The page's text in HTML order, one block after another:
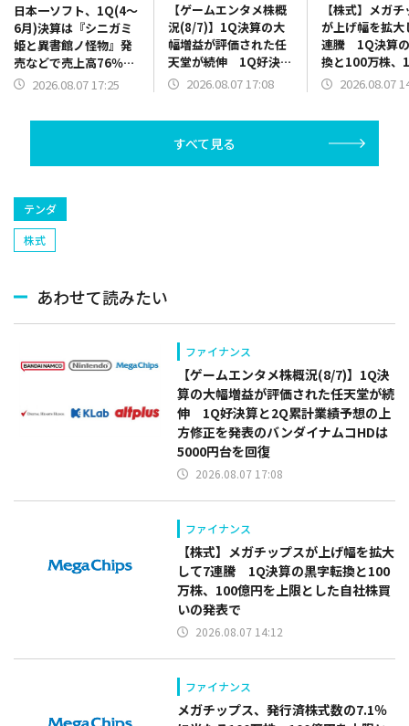
日本一ソフト、1Q(4～
6月)決算は『シニガミ
姫と異書館ノ怪物』発
売などで売上高76％増
に 2Q以降発売の新作
2026.08.07 17:25
【ゲームエンタメ株概
況(8/7)】1Q決算の大
幅増益が評価された任
天堂が続伸 1Q好決算
と2Q累計業績予想の上
2026.08.07 17:08
【株式】メガ
が上げ幅を拡大
連騰 1Q決算
換と100万株、
円を上限とした
2026.08.07
すべて見る
テンダ
株式
あわせて読みたい
ファイナンス
【ゲームエンタメ株概況(8/7)】1Q決
算の大幅増益が評価された任天堂が続
伸 1Q好決算と2Q累計業績予想の上
方修正を発表のバンダイナムコHDは
5000円台を回復
2026.08.07 17:08
ファイナンス
【株式】メガチップスが上げ幅を拡大
して7連騰 1Q決算の黒字転換と100
万株、100億円を上限とした自社株買
いの発表で
2026.08.07 14:12
ファイナンス
メガチップス、発行済株式数の7.1％